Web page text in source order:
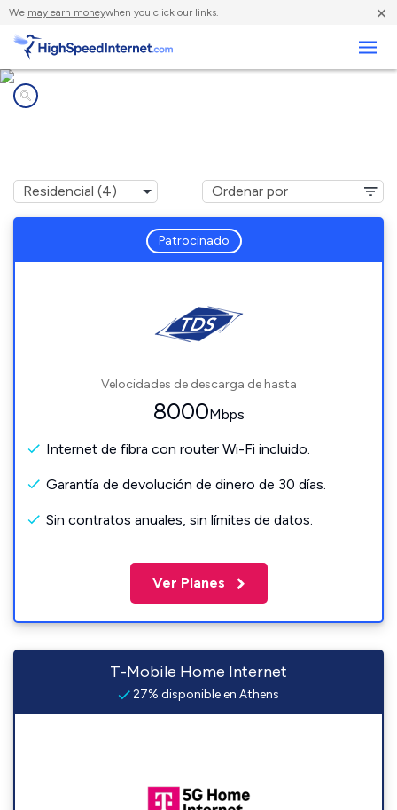
We may earn moneywhen you click our links. ×
Patrocinado
Velocidades de descarga de hasta
8000Mbps
Internet de fibra con router Wi-Fi incluido.
Garantía de devolución de dinero de 30 días.
Sin contratos anuales, sin límites de datos.
Ver Planes
T-Mobile Home Internet
27% disponible en Athens